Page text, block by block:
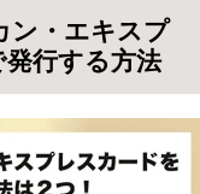
ン・エキスプ
行する方法